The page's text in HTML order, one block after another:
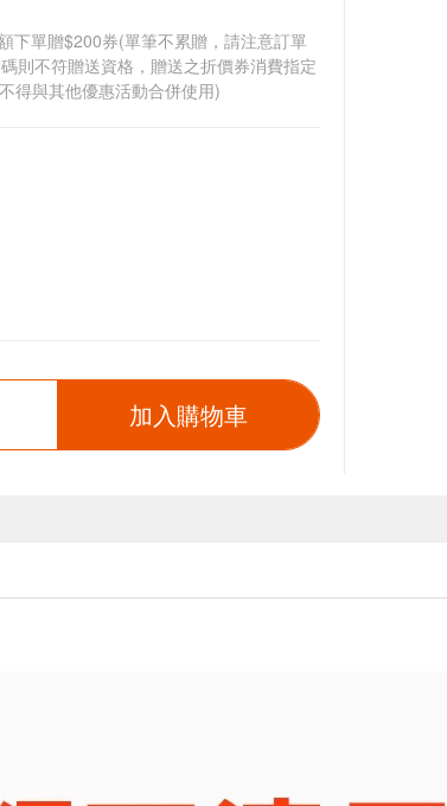
下單贈$200券(單筆不累贈，請注意訂單
則不符贈送資格，贈送之折價券消費指定
得與其他優惠活動合併使用)
加入購物車